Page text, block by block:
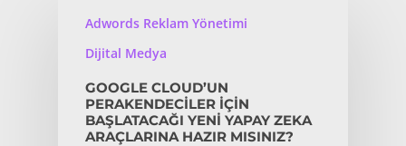
Adwords Reklam Yönetimi
Dijital Medya
GOOGLE CLOUD’UN
PERAKENDECILER IÇIN
BAŞLATACAĞI YENI YAPAY ZEKA
ARAÇLARINA HAZIR MISINIZ?